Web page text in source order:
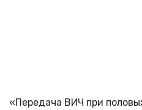
«Передача ВИЧ при